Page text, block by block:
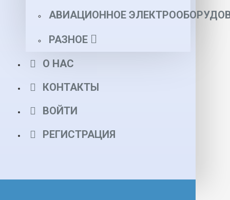
АВИАЦИОННОЕ
РАЗНОЕ
О НАС
КОНТАКТЫ
ВОЙТИ
РЕГИСТРАЦИЯ